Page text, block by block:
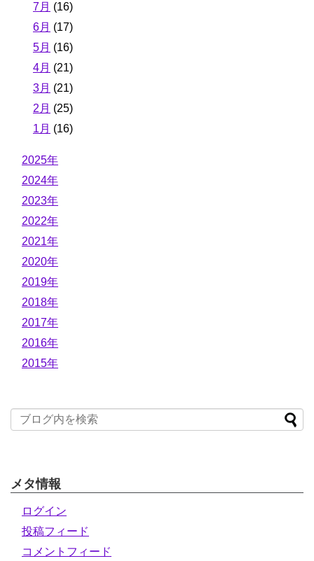
7月 (16)
6月 (17)
5月 (16)
4月 (21)
3月 (21)
2月 (25)
1月 (16)
2025年
2024年
2023年
2022年
2021年
2020年
2019年
2018年
2017年
2016年
2015年
メタ情報
ログイン
投稿フィード
コメントフィード